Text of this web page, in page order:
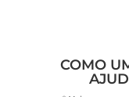
COMO